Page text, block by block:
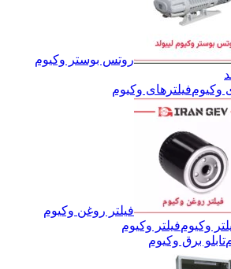
روتس بوستر وکیوم
فیلترهای وکیوم
فیلتر روغن وکیوم
فیلتر وکیوم
تابلو برق وکیوم